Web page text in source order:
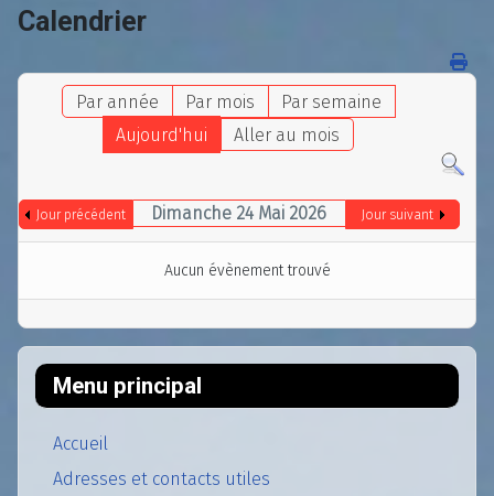
Calendrier
Par année Par mois
Par semaine
Aujourd'hui
Aller au mois
Jour précédent Dimanche 24 Mai 2026 Jour suivant
Aucun évènement trouvé
Menu principal
Accueil
Adresses et contacts utiles